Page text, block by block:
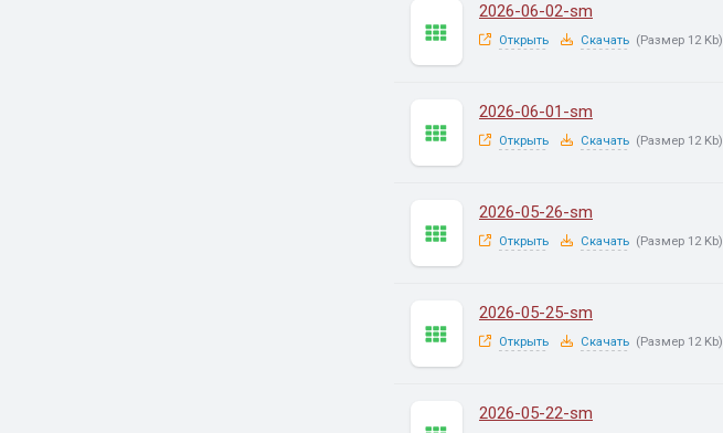
2026-06-02-sm
Открыть Скачать (Размер 12 Kb)
2026-06-01-sm
Открыть Скачать (Размер 12 Kb)
2026-05-26-sm
Открыть Скачать (Размер 12 Kb)
2026-05-25-sm
Открыть Скачать (Размер 12 Kb)
2026-05-22-sm